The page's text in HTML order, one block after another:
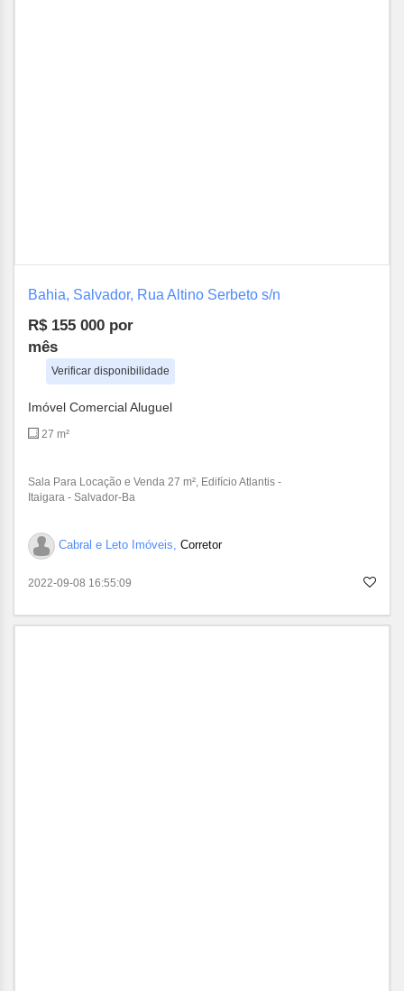
Bahia, Salvador, Rua Altino Serbeto s/n
R$ 155 000 por
mês
Verificar disponibilidade
Imóvel Comercial Aluguel
27 m²
Sala Para Locação e Venda 27 m², Edifício Atlantis -
Itaigara - Salvador-Ba
Cabral e Leto Imóveis, Corretor
2022-09-08 16:55:09